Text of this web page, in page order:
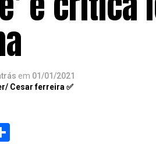
em 01/01/2021
Cesar ferreira ✅